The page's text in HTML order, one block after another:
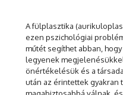
A fülplasztika
ezen pszichológiai
műtét segíthet abban,
legyenek
önértékelésük és a
után az érintettek gyakran
magabiztosabbá válnak,